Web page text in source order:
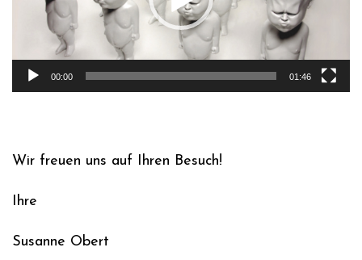
00:00 01:46
Wir freuen uns auf Ihren Besuch!
Ihre
Susanne Obert